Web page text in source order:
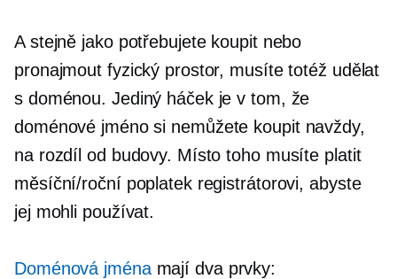
A stejně jako potřebujete koupit nebo
pronajmout fyzický prostor, musíte totéž udělat
s doménou. Jediný háček je v tom, že
doménové jméno si nemůžete koupit navždy,
na rozdíl od budovy. Místo toho musíte platit
měsíční/roční poplatek registrátorovi, abyste
jej mohli používat.
Doménová jménamají dva prvky: